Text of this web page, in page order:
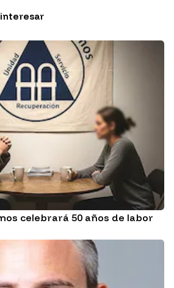
celebrará 50 años de labor